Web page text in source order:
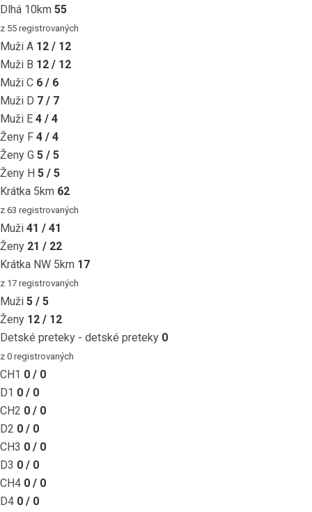
Dlhá 10km 55
z 55 registrovaných
Muži A 12 / 12
Muži B 12 / 12
Muži C 6 / 6
Muži D 7 / 7
Muži E 4 / 4
Ženy F 4 / 4
Ženy G 5 / 5
Ženy H 5 / 5
Krátka 5km 62
z 63 registrovaných
Muži 41 / 41
Ženy 21 / 22
Krátka NW 5km 17
z 17 registrovaných
Muži 5 / 5
Ženy 12 / 12
Detské preteky - detské preteky 0
z 0 registrovaných
CH1 0 / 0
D1 0 / 0
CH2 0 / 0
D2 0 / 0
CH3 0 / 0
D3 0 / 0
CH4 0 / 0
D4 0 / 0